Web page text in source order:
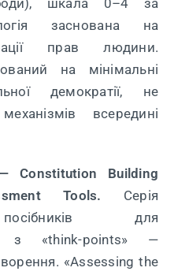
шкала 0–4 за
заснована на
прав людини.
на мінімальні
демократії, не
всередині
Constitution Building
Tools. Серія
для
з «think-points» —
«Assessing the